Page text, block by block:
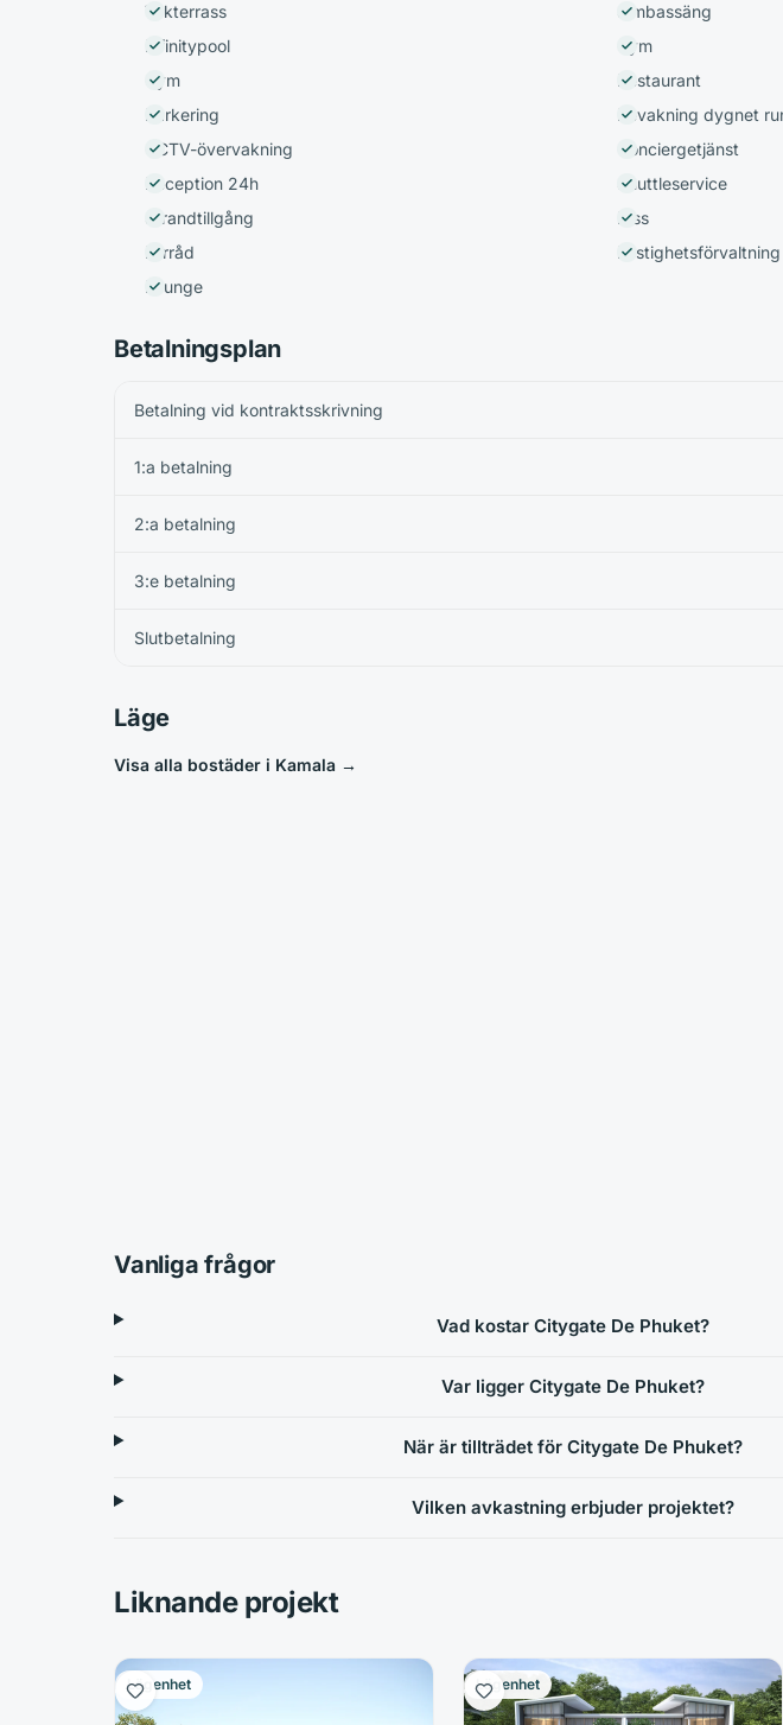
Takterrass
Simbassäng
Infinitypool
Gym
Gym
Restaurant
Parkering
Bevakning dygnet
CCTV-övervakning
Conciergetjänst
Reception 24h
Shuttleservice
Strandtillgång
Hiss
Förråd
Fastighetsförvaltning
Lounge
Betalningsplan
Betalning vid kontraktsskrivning
1:a betalning
2:a betalning
3:e betalning
Slutbetalning
Läge
Visa alla bostäder i Kamala →
Vanliga frågor
Vad kostar Citygate De Phuket?
Var ligger Citygate De Phuket?
När är tillträdet för Citygate De Phuket?
Vilken avkastning erbjuder projektet?
Liknande projekt
Lägenhet Lägenhet